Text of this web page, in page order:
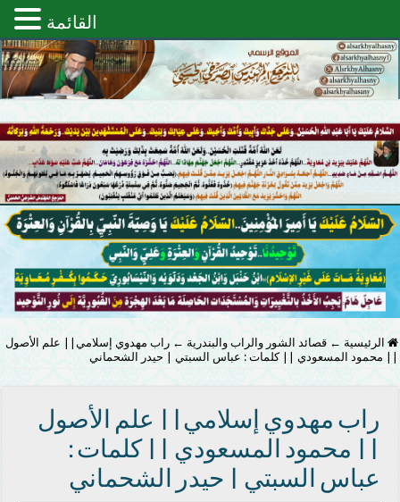
الرئيسية ← قصائد الشور والراب والبندرية ← راب مهدوي إسلامي|| علم الأصول
|| محمود المسعودي || كلمات : عباس السبتي | حيدر الشحماني
راب مهدوي إسلامي|| علم الأصول
|| محمود المسعودي || كلمات :
عباس السبتي | حيدر الشحماني
القائمة